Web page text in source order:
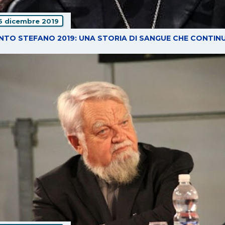
dicembre 2019
STEFANO 2019: UNA STORIA DI SANGUE CHE